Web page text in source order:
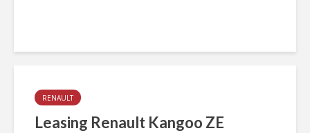
RENAULT
Leasing Renault Kangoo ZE